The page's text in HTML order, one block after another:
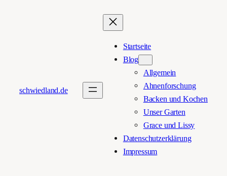
schwiedland.de
Startseite
Blog
Allgemein
Ahnenforschung
Backen und Kochen
Unser Garten
Grace und Lissy
Datenschutzerklärung
Impressum